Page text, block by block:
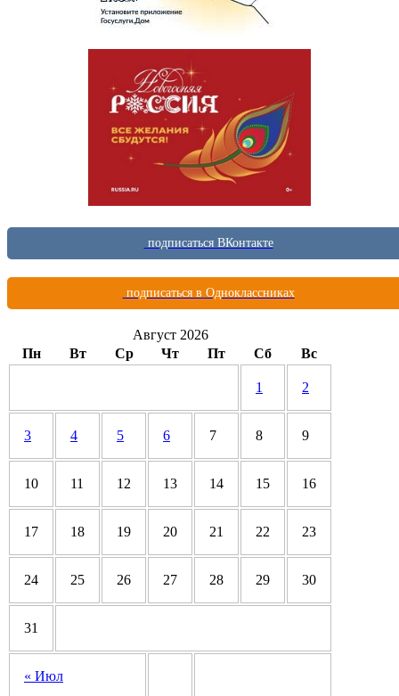
подписаться ВКонтакте
подписаться в Одноклассниках
Август 2026
Пн
Вт Ср Чт Пт Сб Вс
« Июл
1 2
3 4 5 6 7 8 9
10 11 12 13 14 15 16
17 18 19 20 21 22 23
24 25 26 27 28 29 30
31